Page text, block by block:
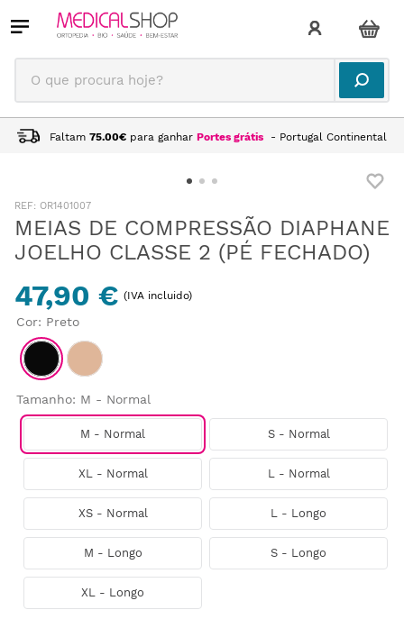
O que procura hoje?
Faltam 75.00€ para ganhar Portes grátis - Portugal Continental
: OR1401007
MEIAS DE COMPRESSÃO DIAPHANE
JOELHO CLASSE 2 (PÉ FECHADO)
47,90 € (IVA incluido)
Cor: Preto
Tamanho: M - Normal
M - Normal S - Normal
XL - Normal L - Normal
XS - Normal L - Longo
M - Longo S - Longo
XL - Longo